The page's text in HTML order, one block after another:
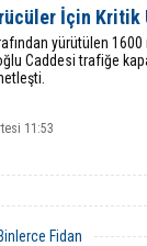
İçin Kritik
yürütülen
Caddesi trafiğe
11:53
Fidan